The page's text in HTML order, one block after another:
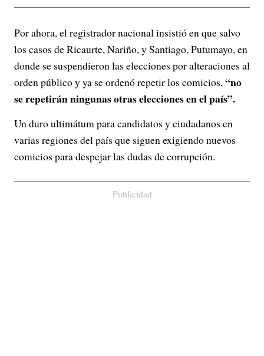
Por ahora, el registrador nacional insistió en que salvo
los casos de Ricaurte, Nariño, y Santiago, Putumayo, en
donde se suspendieron las elecciones por alteraciones al
orden público y ya se ordenó repetir los comicios,“no
se repetirán ningunas otras elecciones en el país”.
Un duro ultimátum para candidatos y ciudadanos en
varias regiones del país que siguen exigiendo nuevos
comicios para despejar las dudas de corrupción.
Publicidad